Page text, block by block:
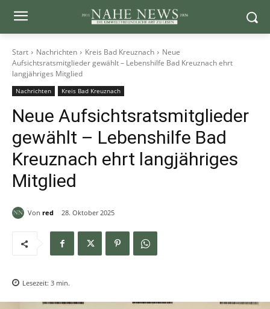
Start Nachrichten Kreis Bad Kreuznach
Neue
Aufsichtsratsmitglieder gewählt – Lebenshilfe Bad Kreuznach ehrt
langjähriges Mitglied
Nachrichten Kreis Bad Kreuznach
Neue Aufsichtsratsmitglieder
gewählt – Lebenshilfe Bad
Kreuznach ehrt langjähriges
Mitglied
Von red 28. Oktober 2025
Lesezeit: 3 min.